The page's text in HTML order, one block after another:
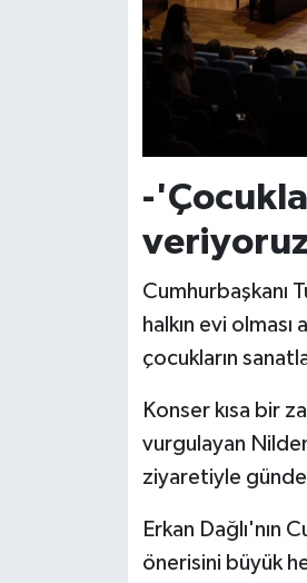
-
Cumhurbaşkanı
halkın evi
çocukların
Konser kısa bir
vurgulayan
ziyaretiyle
Erkan Dağlı'nın
önerisini büyük